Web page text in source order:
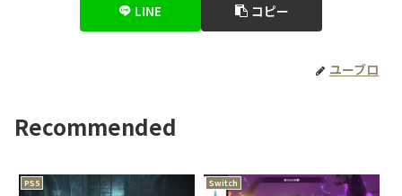
LINE コピー
ユーブロ
Recommended
PS5 Switch